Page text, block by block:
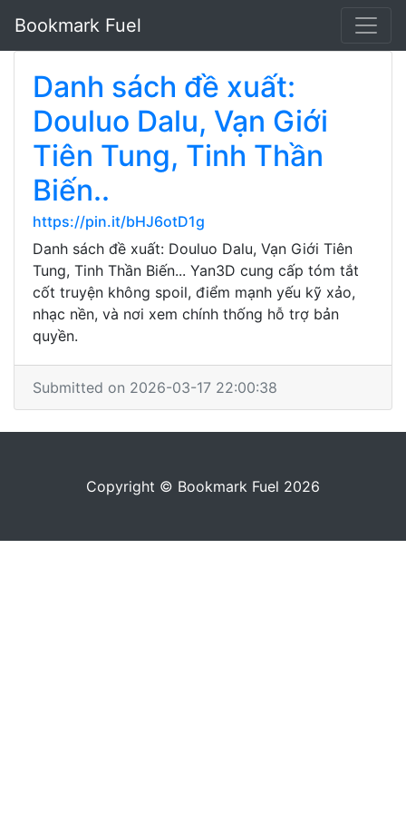
Bookmark Fuel
Danh sách đề xuất:
Douluo Dalu, Vạn Giới
Tiên Tung, Tinh Thần
Biến..
https://pin.it/bHJ6otD1g
Danh sách đề xuất: Douluo Dalu, Vạn Giới Tiên
Tung, Tinh Thần Biến... Yan3D cung cấp tóm tắt
cốt truyện không spoil, điểm mạnh yếu kỹ xảo,
nhạc nền, và nơi xem chính thống hỗ trợ bản
quyền.
Submitted on 2026-03-17 22:00:38
Copyright © Bookmark Fuel 2026